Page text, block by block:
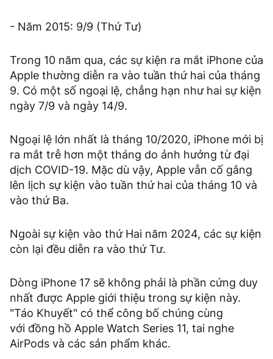
- Năm 2015: 9/9 (Thứ Tư)
Trong 10 năm qua, các sự kiện ra mắt iPhone của
Apple thường diễn ra vào tuần thứ hai của tháng
9. Có một số ngoại lệ, chẳng hạn như hai sự kiện
ngày 7/9 và ngày 14/9.
Ngoại lệ lớn nhất là tháng 10/2020, iPhone mới bị
ra mắt trễ hơn một tháng do ảnh hưởng từ đại
dịch COVID-19. Mặc dù vậy, Apple vẫn cố gắng
lên lịch sự kiện vào tuần thứ hai của tháng 10 và
vào thứ Ba.
Ngoài sự kiện vào thứ Hai năm 2024, các sự kiện
còn lại đều diễn ra vào thứ Tư.
Dòng iPhone 17 sẽ không phải là phần cứng duy
nhất được Apple giới thiệu trong sự kiện này.
"Táo Khuyết" có thể công bố chúng cùng
với đồng hồ Apple Watch Series 11, tai nghe
AirPods và các sản phẩm khác.